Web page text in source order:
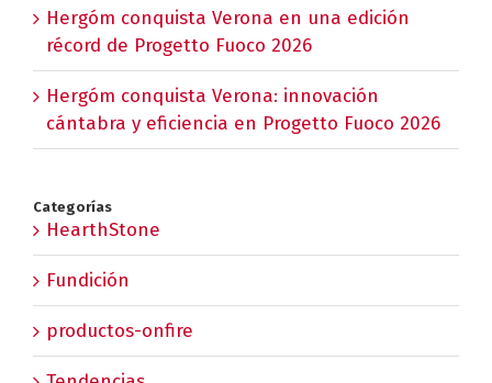
Hergóm conquista Verona en una edición
récord de Progetto Fuoco 2026
Hergóm conquista Verona: innovación
cántabra y eficiencia en Progetto Fuoco 2026
Categorías
HearthStone
Fundición
productos-onfire